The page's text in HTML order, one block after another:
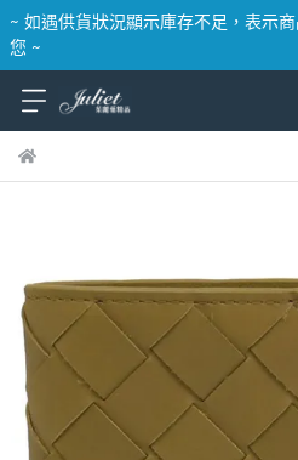
~ 如遇供貨狀況顯示庫存不足，表示
您 ~